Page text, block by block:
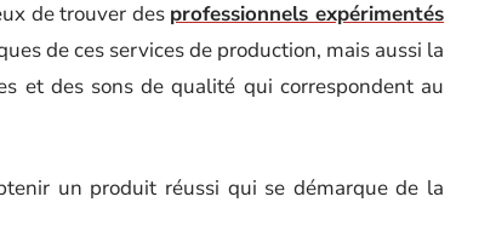
de trouver des professionnels expérimentés
de ces services de production, mais aussi la
et des sons de qualité qui correspondent au
un produit réussi qui se démarque de la